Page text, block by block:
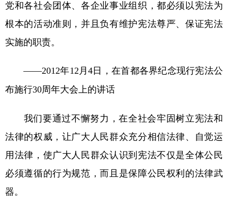
党和各社会团体、各企业事业组织，都必须以宪法为
根本的活动准则，并且负有维护宪法尊严、保证宪法
实施的职责。
——2012年12月4日，在首都各界纪念现行宪法公
布施行30周年大会上的讲话
我们要通过不懈努力，在全社会牢固树立宪法和
法律的权威，让广大人民群众充分相信法律、自觉运
用法律，使广大人民群众认识到宪法不仅是全体公民
必须遵循的行为规范，而且是保障公民权利的法律武
器。